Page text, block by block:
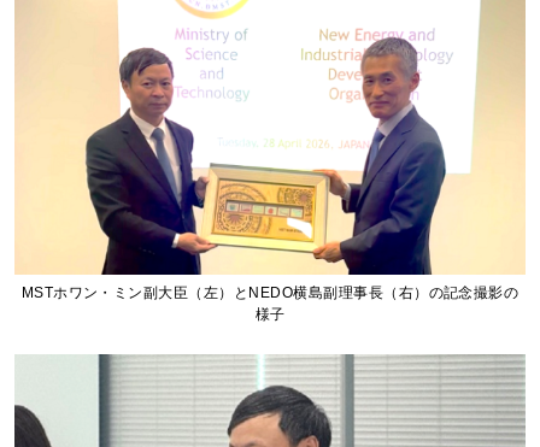
MSTホワン・ミン副大臣（左）とNEDO横島副理事長（右）の記念撮影の
様子